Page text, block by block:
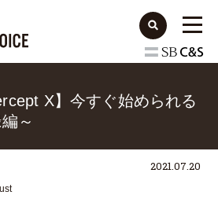
X】今すぐ始められる
～
2021.07.20